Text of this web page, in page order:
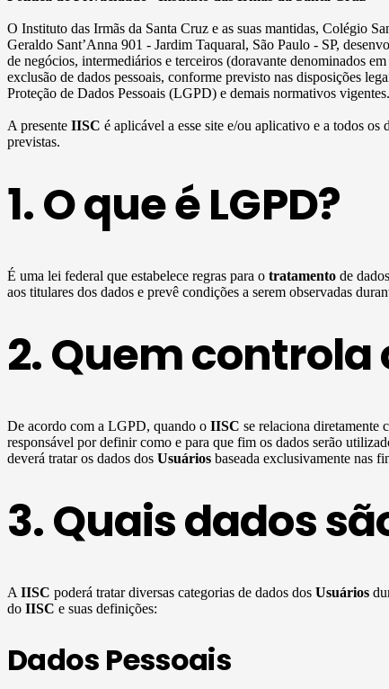
O Instituto das Irmãs da Santa Cruz e as suas mantidas, Colégio
Geraldo Sant’Anna 901 - Jardim Taquaral, São Paulo - SP,
de negócios, intermediários e terceiros (doravante denominados
exclusão de dados pessoais, conforme previsto nas disposições
Proteção de Dados Pessoais (LGPD) e demais normativos vigentes.
A presente IISC é aplicável a esse site e/ou aplicativo e a todos os
previstas.
1. O que é LGPD?
É uma lei federal que estabelece regras para o tratamento de
aos titulares dos dados e prevê condições a serem observadas
2. Quem controla
De acordo com a LGPD, quando o IISC se relaciona diretamente
responsável por definir como e para que fim os dados serão
deverá tratar os dados dos Usuários baseada exclusivamente nas
3. Quais dados
A IISC poderá tratar diversas categorias de dados dos Usuários
do IISC e suas definições:
Dados Pessoais